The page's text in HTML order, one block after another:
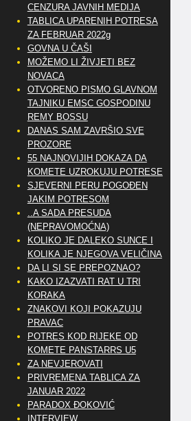
CENZURA JAVNIH MEDIJA
TABLICA UPARENIH POTRESA
ZA FEBRUAR 2022g
GOVNA U ČAŠI
MOŽEMO LI ŽIVJETI BEZ
NOVACA
OTVORENO PISMO GLAVNOM
TAJNIKU EMSC GOSPODINU
REMY BOSSU
DANAS SAM ZAVRŠIO SVE
PROZORE
55 NAJNOVIJIH DOKAZA DA
KOMETE UZROKUJU POTRESE
SJEVERNI PERU POGOĐEN
JAKIM POTRESOM
..A SADA PRESUDA
(NEPRAVOMOĆNA)
KOLIKO JE DALEKO SUNCE I
KOLIKA JE NJEGOVA VELIČINA
DA LI SI SE PREPOZNAO?
KAKO IZAZVATI RAT U TRI
KORAKA
ZNAKOVI KOJI POKAZUJU
PRAVAC
POTRES KOD RIJEKE OD
KOMETE PANSTARRS U5
ZA NEVJEROVATI
PRIVREMENA TABLICA ZA
JANUAR 2022
PARADOX ĐOKOVIĆ
INTERVIEW